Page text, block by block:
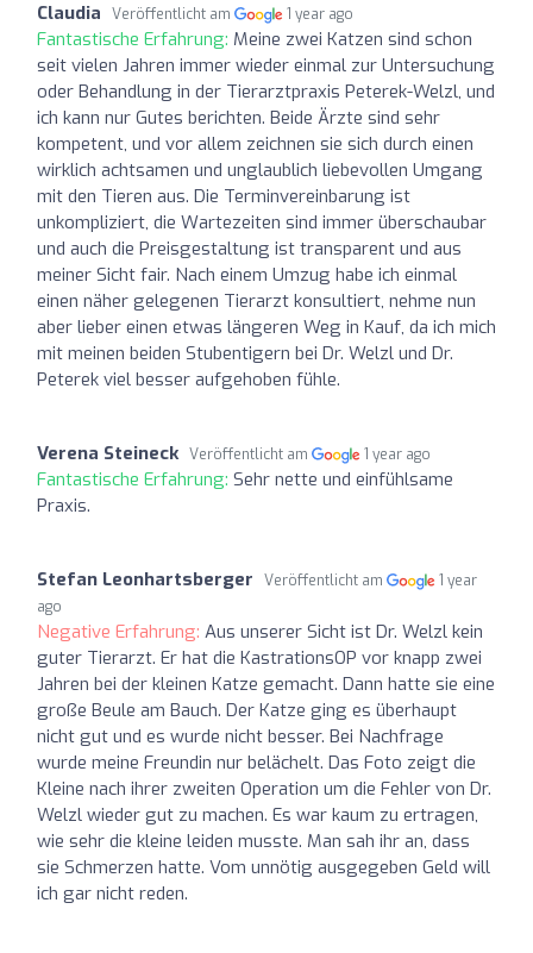
Claudia Veröffentlicht am 1 year ago
Fantastische Erfahrung: Meine zwei Katzen sind schon
seit vielen Jahren immer wieder einmal zur Untersuchung
oder Behandlung in der Tierarztpraxis Peterek-Welzl, und
ich kann nur Gutes berichten. Beide Ärzte sind sehr
kompetent, und vor allem zeichnen sie sich durch einen
wirklich achtsamen und unglaublich liebevollen Umgang
mit den Tieren aus. Die Terminvereinbarung ist
unkompliziert, die Wartezeiten sind immer überschaubar
und auch die Preisgestaltung ist transparent und aus
meiner Sicht fair. Nach einem Umzug habe ich einmal
einen näher gelegenen Tierarzt konsultiert, nehme nun
aber lieber einen etwas längeren Weg in Kauf, da ich mich
mit meinen beiden Stubentigern bei Dr. Welzl und Dr.
Peterek viel besser aufgehoben fühle.
Verena Steineck Veröffentlicht am 1 year ago
Fantastische Erfahrung: Sehr nette und einfühlsame
Praxis.
Stefan Leonhartsberger Veröffentlicht am
1 year
ago
Negative Erfahrung: Aus unserer Sicht ist Dr. Welzl kein
guter Tierarzt. Er hat die KastrationsOP vor knapp zwei
Jahren bei der kleinen Katze gemacht. Dann hatte sie eine
große Beule am Bauch. Der Katze ging es überhaupt
nicht gut und es wurde nicht besser. Bei Nachfrage
wurde meine Freundin nur belächelt. Das Foto zeigt die
Kleine nach ihrer zweiten Operation um die Fehler von Dr.
Welzl wieder gut zu machen. Es war kaum zu ertragen,
wie sehr die kleine leiden musste. Man sah ihr an, dass
sie Schmerzen hatte. Vom unnötig ausgegeben Geld will
ich gar nicht reden.